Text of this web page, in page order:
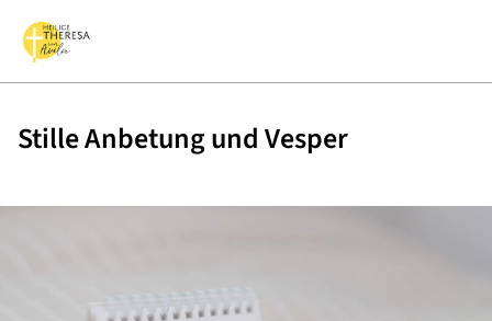
Stille Anbetung und Vesper